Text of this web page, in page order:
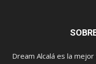
Dream Alcalá es la